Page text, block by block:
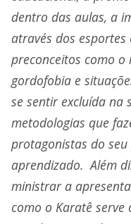
dentro das aulas, a
através dos
preconceitos como o
gordofobia e
se sentir excluída na
metodologias que
protagonistas do
aprendizado. Além
ministrar a
como o Karatê